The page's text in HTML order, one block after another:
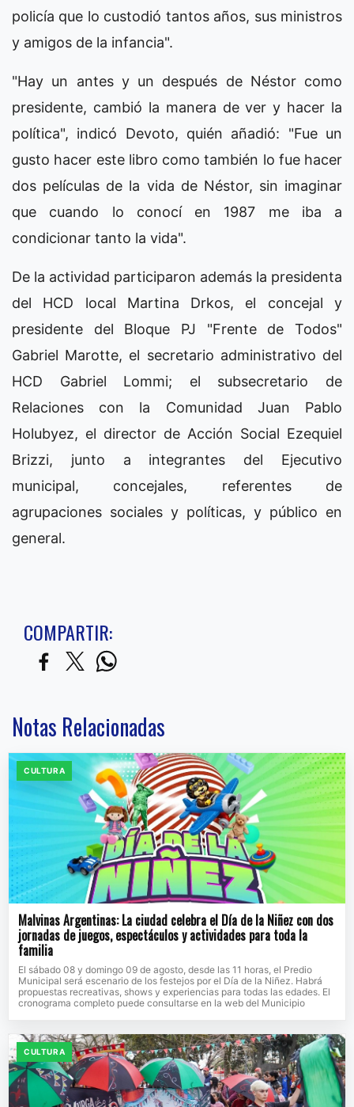
policía que lo custodió tantos años, sus ministros
y amigos de la infancia".
"Hay un antes y un después de Néstor como
presidente, cambió la manera de ver y hacer la
política", indicó Devoto, quién añadió: "Fue un
gusto hacer este libro como también lo fue hacer
dos películas de la vida de Néstor, sin imaginar
que cuando lo conocí en 1987 me iba a
condicionar tanto la vida".
De la actividad participaron además la presidenta
del HCD local Martina Drkos, el concejal y
presidente del Bloque PJ "Frente de Todos"
Gabriel Marotte, el secretario administrativo del
HCD Gabriel Lommi; el subsecretario de
Relaciones con la Comunidad Juan Pablo
Holubyez, el director de Acción Social Ezequiel
Brizzi, junto a integrantes del Ejecutivo
municipal, concejales, referentes de
agrupaciones sociales y políticas, y público en
general.
COMPARTIR:
Notas Relacionadas
CULTURA
Malvinas Argentinas: La ciudad celebra el Día de la Niñez con dos
jornadas de juegos, espectáculos y actividades para toda la
familia
El sábado 08 y domingo 09 de agosto, desde las 11 horas, el Predio
Municipal será escenario de los festejos por el Día de la Niñez. Habrá
propuestas recreativas, shows y experiencias para todas las edades. El
cronograma completo puede consultarse en la web del Municipio
CULTURA